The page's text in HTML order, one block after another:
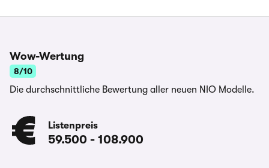
Wow-Wertung
8/10
Die durchschnittliche Bewertung aller neuen NIO Modelle.
Listenpreis
59.500 - 108.900